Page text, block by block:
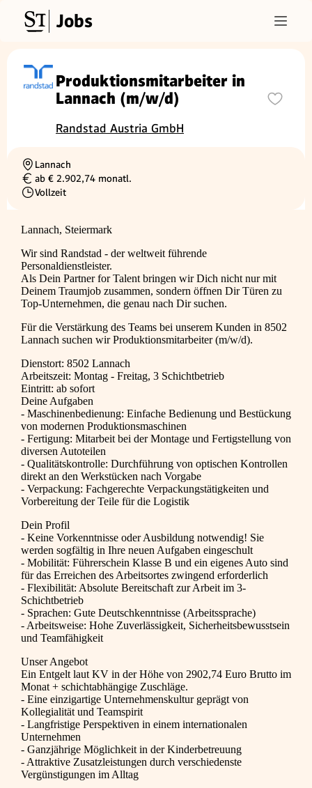
Jobs
Produktionsmitarbeiter in
Lannach (m/w/d)
Randstad Austria GmbH
Ortschaft
Lannach
Gehalt
ab € 2.902,74 monatl.
Beschäftigungsart
Vollzeit
Lannach, Steiermark
Wir sind Randstad - der weltweit führende
Personaldienstleister.
Als Dein Partner for Talent bringen wir Dich nicht nur mit
Deinem Traumjob zusammen, sondern öffnen Dir Türen zu
Top-Unternehmen, die genau nach Dir suchen.
Für die Verstärkung des Teams bei unserem Kunden in 8502
Lannach suchen wir Produktionsmitarbeiter (m/w/d).
Dienstort: 8502 Lannach
Arbeitszeit: Montag - Freitag, 3 Schichtbetrieb
Eintritt: ab sofort
Deine Aufgaben
- Maschinenbedienung: Einfache Bedienung und Bestückung
von modernen Produktionsmaschinen
- Fertigung: Mitarbeit bei der Montage und Fertigstellung von
diversen Autoteilen
- Qualitätskontrolle: Durchführung von optischen Kontrollen
direkt an den Werkstücken nach Vorgabe
- Verpackung: Fachgerechte Verpackungstätigkeiten und
Vorbereitung der Teile für die Logistik
Dein Profil
- Keine Vorkenntnisse oder Ausbildung notwendig! Sie
werden sogfältig in Ihre neuen Aufgaben eingeschult
- Mobilität: Führerschein Klasse B und ein eigenes Auto sind
für das Erreichen des Arbeitsortes zwingend erforderlich
- Flexibilität: Absolute Bereitschaft zur Arbeit im 3-
Schichtbetrieb
- Sprachen: Gute Deutschkenntnisse (Arbeitssprache)
- Arbeitsweise: Hohe Zuverlässigkeit, Sicherheitsbewusstsein
und Teamfähigkeit
Unser Angebot
Ein Entgelt laut KV in der Höhe von 2902,74 Euro Brutto im
Monat + schichtabhängige Zuschläge.
- Eine einzigartige Unternehmenskultur geprägt von
Kollegialität und Teamspirit
- Langfristige Perspektiven in einem internationalen
Unternehmen
- Ganzjährige Möglichkeit in der Kinderbetreuung
- Attraktive Zusatzleistungen durch verschiedenste
Vergünstigungen im Alltag